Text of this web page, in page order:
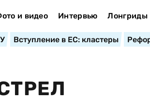
и видео Интервью Лонгриды
Вступление в ЕС: кластеры